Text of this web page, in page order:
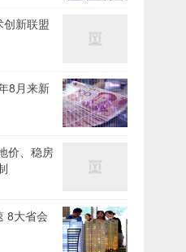
创新联盟
8月来新
价、稳房
8大省会